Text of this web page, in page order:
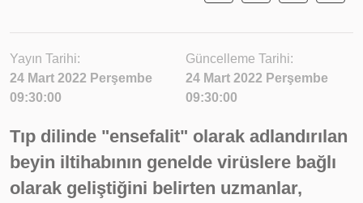
Yayın Tarihi:
24 Mart 2022 Perşembe
09:30:00
Güncelleme Tarihi:
24 Mart 2022 Perşembe
09:30:00
Tıp dilinde "ensefalit" olarak adlandırılan
beyin iltihabının genelde virüslere bağlı
olarak geliştiğini belirten uzmanlar,